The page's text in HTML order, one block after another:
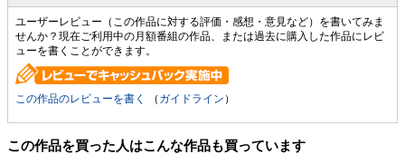
ユーザーレビュー（この作品に対する評価・感想・意見など）を書いてみま
せんか？現在ご利用中の月額番組の作品、または過去に購入した作品にレビ
ューを書くことができます。
この作品のレビューを書く （ ガイドライン ）
この作品を買った人はこんな作品も買っています